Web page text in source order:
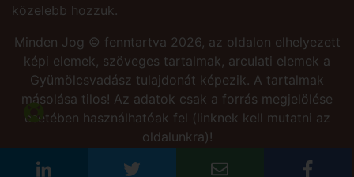
közelebb hozzuk.
Minden Jog © fenntartva 2026, az oldalon elhelyezett
képi elemek, szöveges tartalmak, arculati elemek a
Gyümölcsvadász tulajdonát képezik. A tartalmak
másolása tilos! Az adatok csak a forrás megjelölése
esetében használhatóak fel (linknek kell mutatni az
oldalunkra)!
PresSoft